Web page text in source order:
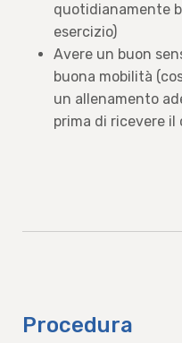
quotidianamente
esercizio)
Avere un buon
buona mobilità
un allenamento
prima di ricevere il
Procedura